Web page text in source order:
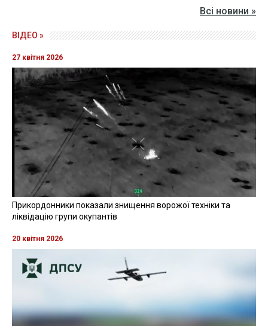
Всі новини »
ВІДЕО »
27 квітня 2026
Прикордонники показали знищення ворожої техніки та
ліквідацію групи окупантів
20 квітня 2026